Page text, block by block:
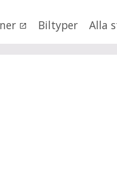
Biltyper Alla
0 kr tillmer än